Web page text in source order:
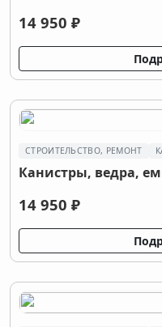
14 950 ₽
СТРОИТЕЛЬСТВО, РЕМОНТ
Канистры, ведра,
14 950 ₽